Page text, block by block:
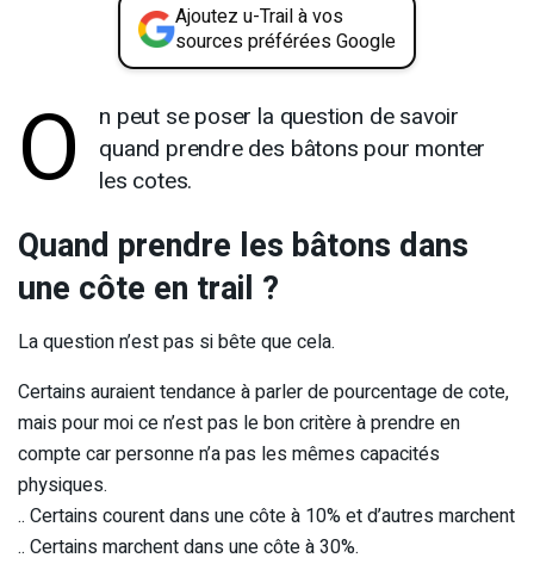
Ajoutez u-Trail à vos
sources préférées Google
O
n peut se poser la question de savoir
quand prendre des bâtons pour monter
les cotes.
Quand prendre les bâtons dans
une côte en trail ?
La question n’est pas si bête que cela.
Certains auraient tendance à parler de pourcentage de cote,
mais pour moi ce n’est pas le bon critère à prendre en
compte car personne n’a pas les mêmes capacités
physiques.
.. Certains courent dans une côte à 10% et d’autres marchent
.. Certains marchent dans une côte à 30%.